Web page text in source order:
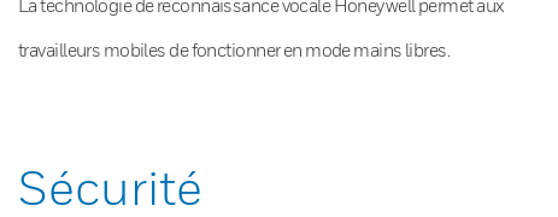
La technologie de reconnaissance vocale Honeywell permet aux
travailleurs mobiles de fonctionner en mode mains libres.
Sécurité